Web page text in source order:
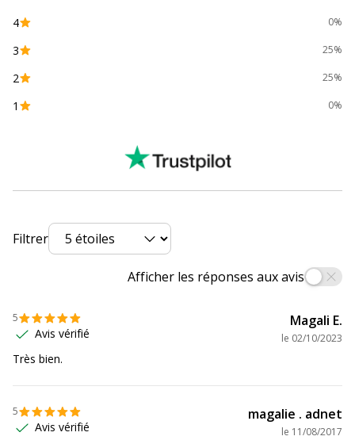
4 0%
3 25%
2 25%
1 0%
Filtrer
Afficher les réponses aux avis
5
Avis vérifié
Magali E.
le 02/10/2023
Très bien.
5
Avis vérifié
magalie . adnet
le 11/08/2017